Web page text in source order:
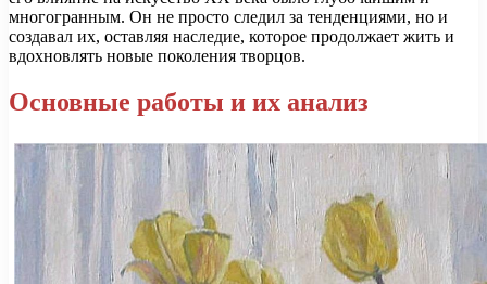
многогранным. Он не просто следил за тенденциями, но и
создавал их, оставляя наследие, которое продолжает жить и
вдохновлять новые поколения творцов.
Основные работы и их анализ